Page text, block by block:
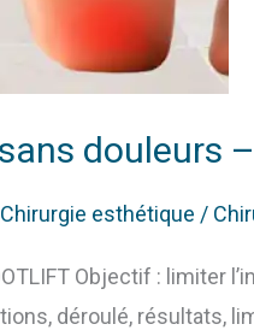
douleurs
Chirurgie esthétique /
Objectif : limiter
déroulé,